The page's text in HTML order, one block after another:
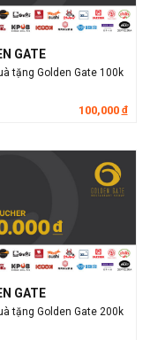
GATE
tặng Golden Gate 100k
100,000 đ
GATE
tặng Golden Gate 200k